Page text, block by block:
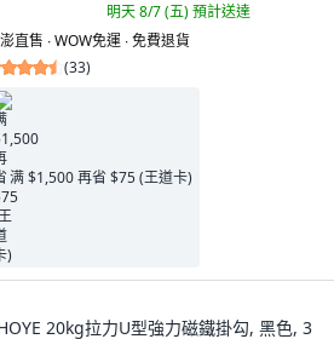
明天 8/7 (五)預計送達
直售 ∙ WOW免運 ∙ 免費退貨
(33)
满 $1,500 再省 $75 (王道卡)
20kg拉力U型強力磁鐵掛勾, 黑色, 3